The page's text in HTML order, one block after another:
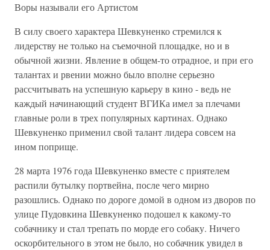
Воры называли его Артистом
В силу своего характера Шевкуненко стремился к
лидерству не только на съемочной площадке, но и в
обычной жизни. Явление в общем-то отрадное, и при его
талантах и рвении можно было вполне серьезно
рассчитывать на успешную карьеру в кино - ведь не
каждый начинающий студент ВГИКа имел за плечами
главные роли в трех популярных картинах. Однако
Шевкуненко применил свой талант лидера совсем на
ином поприще.
28 марта 1976 года Шевкуненко вместе с приятелем
распили бутылку портвейна, после чего мирно
разошлись. Однако по дороге домой в одном из дворов по
улице Пудовкина Шевкуненко подошел к какому-то
собачнику и стал трепать по морде его собаку. Ничего
оскорбительного в этом не было, но собачник увидел в